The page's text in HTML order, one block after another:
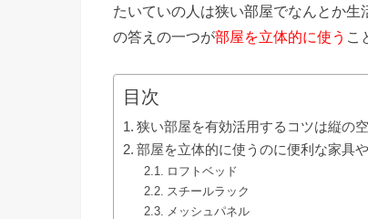
たいていの人は狭い部屋でなんとか
の答えの一つが部屋を立体的に使う こ
目次
狭い部屋を有効活用するコツは縦の
部屋を立体的に使うのに便利な家具
ロフトベッド
スチールラック
メッシュパネル